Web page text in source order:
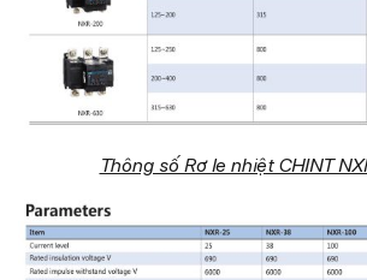
Thông số Rơ le nhiệt CHINT